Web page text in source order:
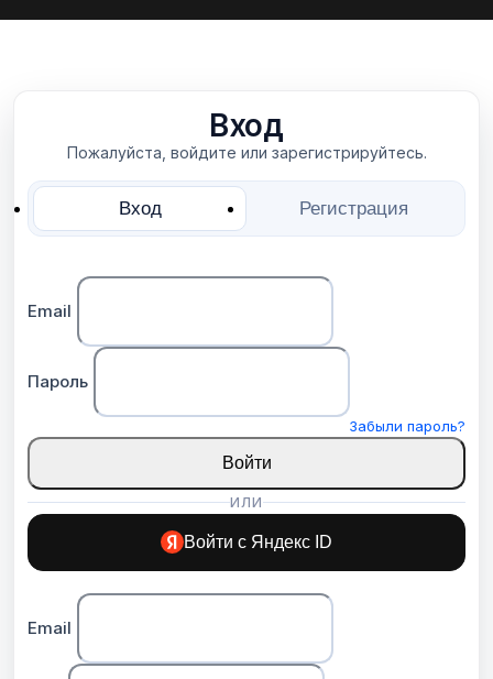
Вход
Пожалуйста, войдите или зарегистрируйтесь.
Вход Регистрация
Email
Пароль
Забыли пароль?
Войти
ИЛИ
Войти с Яндекс ID
Email